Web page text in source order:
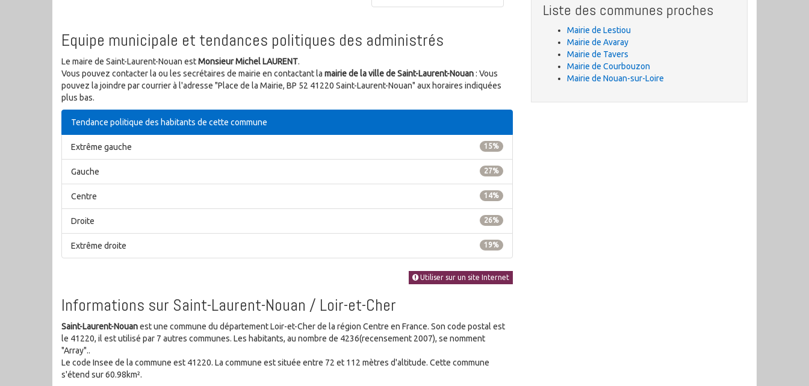
Equipe municipale et tendances politiques des administrés
Le maire de Saint-Laurent-Nouan estMonsieur Michel LAURENT.
Vous pouvez contacter la ou les secrétaires de mairie en contactant la mairie de la ville de Saint-Laurent-Nouan: Vous
pouvez la joindre par courrier à l'adresse "Place de la Mairie, BP 52 41220 Saint-Laurent-Nouan" aux horaires indiquées
plus bas.
Tendance politique des habitants de cette commune
15%
Extrême gauche
27%
Gauche
14%
Centre
26%
Droite
19%
Extrême droite
Utiliser sur un site Internet
Informations sur Saint-Laurent-Nouan / Loir-et-Cher
Saint-Laurent-Nouanest une commune du département Loir-et-Cher de la région Centre en France. Son code postal est
le 41220, il est utilisé par 7 autres communes. Les habitants, au nombre de 4236(recensement 2007), se nomment
"Array"..
Le code Insee de la commune est 41220. La commune est située entre 72 et 112 mètres d'altitude. Cette commune
s'étend sur 60.98km².
Liste des communes proches
Mairie de Lestiou
Mairie de Avaray
Mairie de Tavers
Mairie de Courbouzon
Mairie de Nouan-sur-Loire